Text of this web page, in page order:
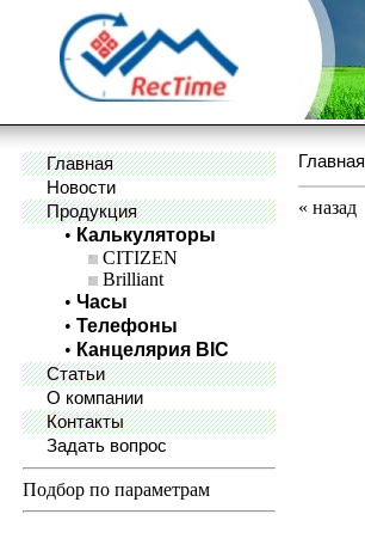
Главная
Новости
Продукция
• Калькуляторы
CITIZEN
Brilliant
• Часы
• Телефоны
• Канцелярия BIC
Статьи
О компании
Контакты
Задать вопрос
Подбор по параметрам
Главная
« назад